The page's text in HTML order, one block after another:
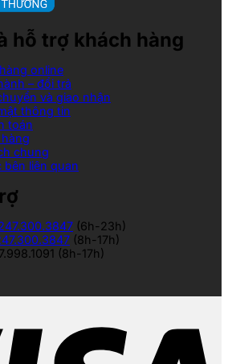
hỗ trợ khách hàng
online
– đổi trả
và giao nhận
thông tin
toán
chung
bên liên quan
(6h-23h)
(8h-17h)
(8h-17h)